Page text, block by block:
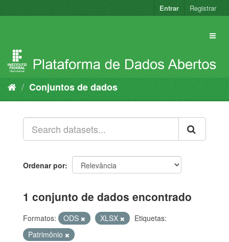
para
Entrar Registrar
Conjuntos de dados
Ordenar por
1 conjunto de dados encontrado
Formatos: ODS XLSX
Etiquetas:
Patrimônio